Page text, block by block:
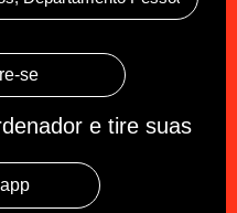
se
e tire suas